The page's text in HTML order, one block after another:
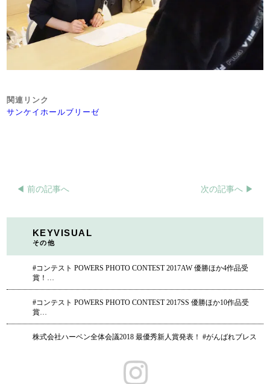
関連リンク
サンケイホールブリーゼ
◀︎ 前の記事へ 次の記事へ ▶︎
KEYVISUAL
その他
#コンテスト POWERS PHOTO CONTEST 2017AW 優勝ほか4作品受
賞！…
#コンテスト POWERS PHOTO CONTEST 2017SS 優勝ほか10作品受
賞…
株式会社ハーベン全体会議2018 最優秀新人賞発表！ #がんばれブレス